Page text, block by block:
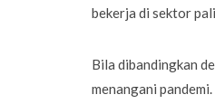
bekerja di sektor
Bila dibandingkan
menangani